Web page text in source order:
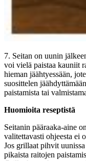
7. Seitan on uunin
voi vielä paistaa kauniit
hieman jäähtyessään,
suosittelen
paistamista tai
Huomioita reseptistä
Seitanin pääraaka-aine
valitettavasti ohjeesta ei
Jos grillaat pihvit
pikaista raitojen